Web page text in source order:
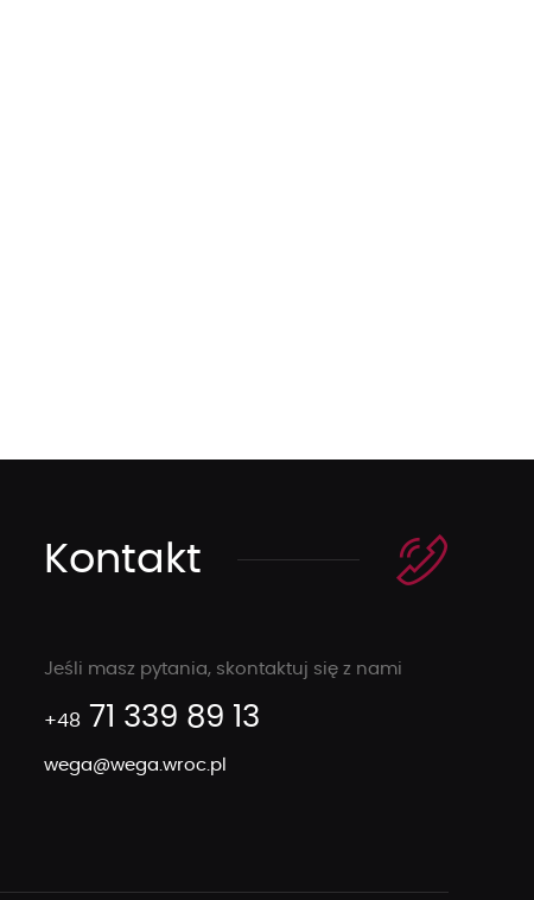
Kontakt
Jeśli masz pytania, skontaktuj się z nami
+48 71 339 89 13
wega@wega.wroc.pl